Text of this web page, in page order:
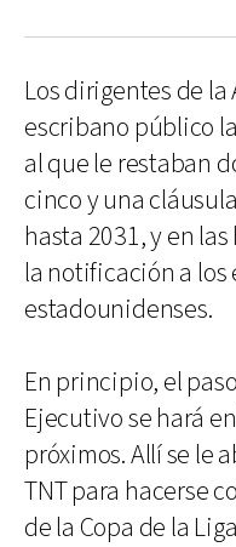
Los dirigentes de la
escribano público
al que le restaban
cinco y una
hasta 2031, y en
la notificación a los
estadounidenses.
En principio, el
Ejecutivo se hará
próximos. Allí se le
TNT para hacerse
de la Copa de la